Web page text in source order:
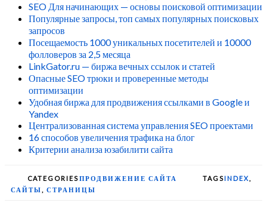
SEO Для начинающих — основы поисковой оптимизации
Популярные запросы, топ самых популярных поисковых
запросов
Посещаемость 1000 уникальных посетителей и 10000
фолловеров за 2,5 месяца
LinkGator.ru — биржа вечных ссылок и статей
Опасные SEO трюки и проверенные методы
оптимизации
Удобная биржа для продвижения ссылками в Google и
Yandex
Централизованная система управления SEO проектами
16 способов увеличения трафика на блог
Критерии анализа юзабилити сайта
CATEGORIESПРОДВИЖЕНИЕ САЙТА TAGSINDEX,
САЙТЫ , СТРАНИЦЫ